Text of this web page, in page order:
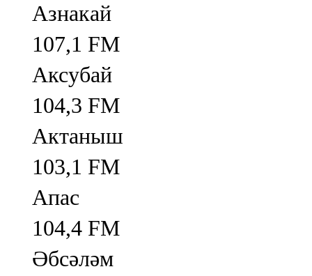
Азнакай
107,1 FM
Аксубай
104,3 FM
Актаныш
103,1 FM
Апас
104,4 FM
Әбсәләм